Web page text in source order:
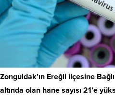
Zonguldak’ın Ereğli ilçesine
altında olan hane sayısı 21’e